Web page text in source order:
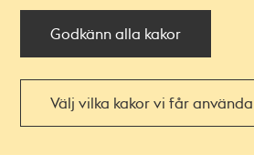
Godkänn alla kakor
Välj vilka kakor vi får använda